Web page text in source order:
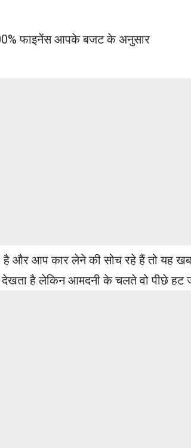
और आप कार लेने की सोच रहे हैं तो यह
देखता है लेकिन आमदनी के चलते वो पीछे हट